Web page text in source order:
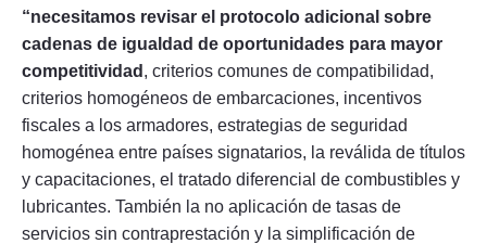
“necesitamos revisar el protocolo adicional sobre
cadenas de igualdad de oportunidades para mayor
competitividad , criterios comunes de compatibilidad,
criterios homogéneos de embarcaciones, incentivos
fiscales a los armadores, estrategias de seguridad
homogénea entre países signatarios, la reválida de títulos
y capacitaciones, el tratado diferencial de combustibles y
lubricantes. También la no aplicación de tasas de
servicios sin contraprestación y la simplificación de